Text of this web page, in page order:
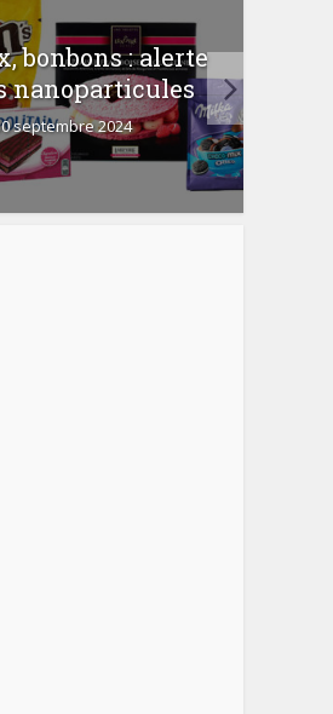
bonbons : alerte
nanoparticules
septembre 2024